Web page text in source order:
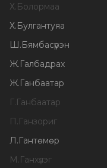
Х.Болормаа
Х.Булгантуяа
Ш.Бямбасүрэн
Ж.Галбадрах
Ж.Ганбаатар
Г.Ганбаатар
П.Ганзориг
Л.Гантөмөр
М.Ганхүлэг